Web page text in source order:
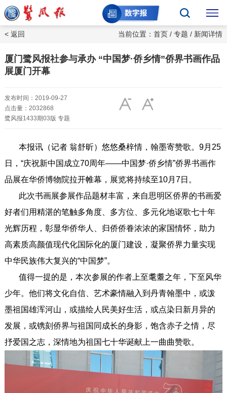
当前位置：首页 /专题 / 新闻详情
< 返回
厦门鹭风报社参与承办 “中国梦·侨乡情”侨界书画作品
展厦门开幕
发布时间：2019-09-27
点击量：2032868
鹭风报1433期03版 专题
本报讯（记者 翁舒昕）悠悠桑梓情，翰墨寄赞歌。9月25
日，“庆祝新中国成立70周年——中国梦·侨乡情”侨界书画作
品展在华侨博物院拉开帷幕，展览将持续至10月7日。
此次书画展参展作品题材丰富，来自思明区侨界的书画爱
好者们用精湛的笔触多角度、多方位、多元化地讴歌七十年
光辉历程，彰显华侨华人、归侨侨眷浓浓的家国情怀，助力
高素质高颜值现代化国际化的厦门建设，凝聚侨界力量实现
中华民族伟大复兴的“中国梦”。
值得一提的是，本次参展的作者上至耄耋之年，下至风华
少年。他们将文化自信、艺术豪情融入到丹青翰墨中，或泼
墨祖国雄浑河山，或描绘人民美好生活，或点染日新月异的
发展，或镌刻侨界与祖国同成长的身影，饱含赤子之情，尽
抒爱国之志，深情地为祖国七十华诞献上一曲曲赞歌。